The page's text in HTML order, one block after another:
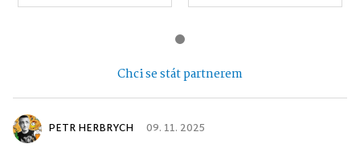
Chci se stát partnerem
PETR HERBRYCH 09. 11. 2025